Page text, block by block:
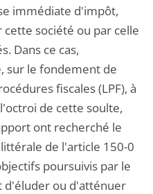
immédiate d'impôt,
société ou par celle
Dans ce cas,
sur le fondement de
fiscales (LPF), à
de cette soulte,
ont recherché le
de l'article 150-0
poursuivis par le
d'éluder ou d'atténuer